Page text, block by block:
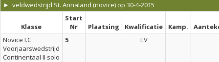
► veldwedstrijd St. Annaland (novice) op 30-4-2015
Klasse
Start
Nr
Plaatsing Kwalificatie Kamp.
Novice I.C
Voorjaarswedstrijd
Continentaal II solo
5 EV